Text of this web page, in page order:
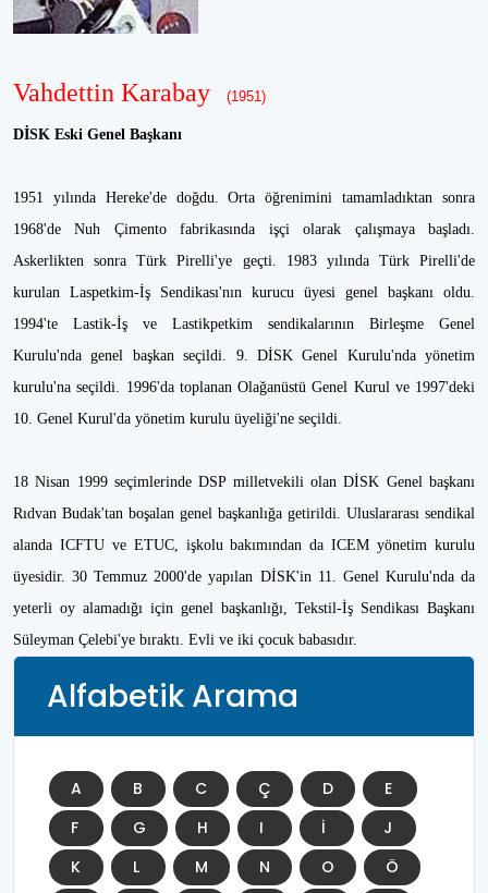
Vahdettin Karabay (1951)
DİSK Eski Genel Başkanı
1951 yılında Hereke'de doğdu. Orta öğrenimini tamamladıktan sonra
1968'de Nuh Çimento fabrikasında işçi olarak çalışmaya başladı.
Askerlikten sonra Türk Pirelli'ye geçti. 1983 yılında Türk Pirelli'de
kurulan Laspetkim-İş Sendikası'nın kurucu üyesi genel başkanı oldu.
1994'te Lastik-İş ve Lastikpetkim sendikalarının Birleşme Genel
Kurulu'nda genel başkan seçildi. 9. DİSK Genel Kurulu'nda yönetim
kurulu'na seçildi. 1996'da toplanan Olağanüstü Genel Kurul ve 1997'deki
10. Genel Kurul'da yönetim kurulu üyeliği'ne seçildi.
18 Nisan 1999 seçimlerinde DSP milletvekili olan DİSK Genel başkanı
Rıdvan Budak'tan boşalan genel başkanlığa getirildi. Uluslararası sendikal
alanda ICFTU ve ETUC, işkolu bakımından da ICEM yönetim kurulu
üyesidir. 30 Temmuz 2000'de yapılan DİSK'in 11. Genel Kurulu'nda da
yeterli oy alamadığı için genel başkanlığı, Tekstil-İş Sendikası Başkanı
Süleyman Çelebi'ye bıraktı. Evli ve iki çocuk babasıdır.
Alfabetik Arama
A B C Ç D
E
F
G H I İ
J
K
L M N O
Ö